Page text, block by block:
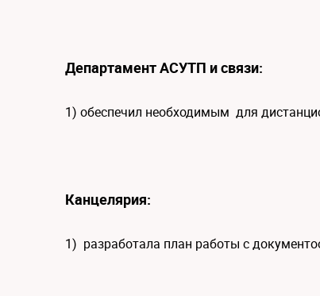
Департамент АСУТП и связи:
1) обеспечил необходимым для
Канцелярия:
1) разработала план работы с